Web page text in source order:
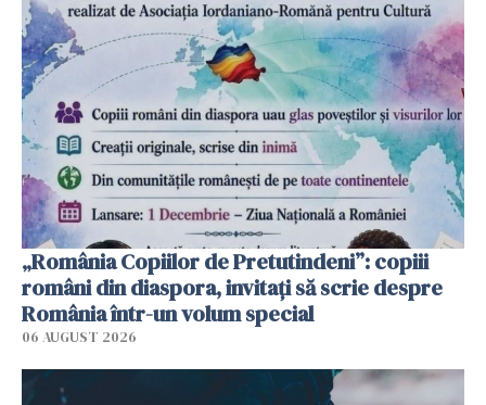
„România Copiilor de Pretutindeni”: copiii
români din diaspora, invitați să scrie despre
România într-un volum special
06 AUGUST 2026